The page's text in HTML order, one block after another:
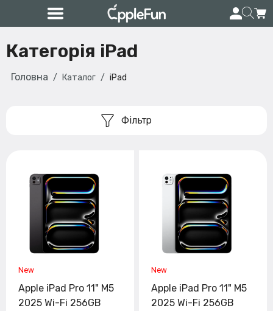
Категорія iPad
Головна Каталог iPad
Фільтр
Apple iPad Pro 11" M5
2025 Wi-Fi 256GB
Apple iPad Pro 11" M5
2025 Wi-Fi 256GB